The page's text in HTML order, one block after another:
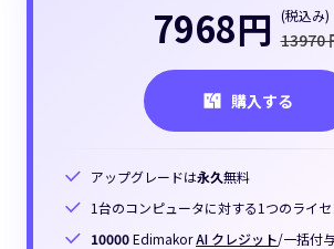
7968円 (税込み)
13970
購入する
アップグレードは永久無料
1台のコンピュータに対する1つのライセ
10000EdimakorAI クレジット/一括付